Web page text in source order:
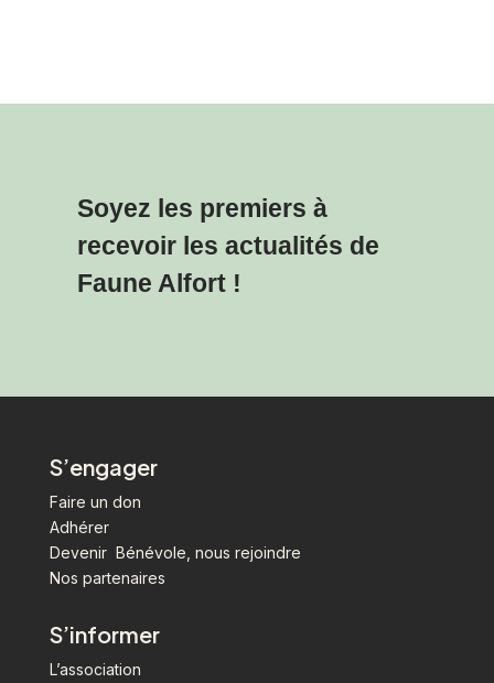
Soyez les premiers à
recevoir les actualités de
Faune Alfort !
S’engager
Faire un don
Adhérer
Devenir Bénévole, nous rejoindre
Nos partenaires
S’informer
L’association